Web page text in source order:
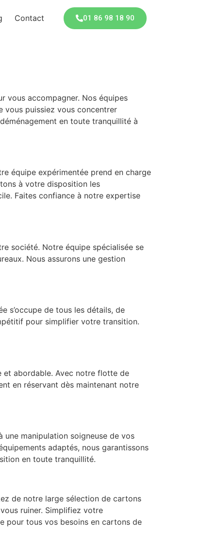
Contact 01 86 98 18 90
vous accompagner. Nos équipes
vous puissiez vous concentrer
en toute tranquillité à
équipe expérimentée prend en charge
à votre disposition les
Faites confiance à notre expertise
société. Notre équipe spécialisée se
Nous assurons une gestion
s’occupe de tous les détails, de
pour simplifier votre transition.
et abordable. Avec notre flotte de
en réservant dès maintenant notre
manipulation soigneuse de vos
adaptés, nous garantissons
en toute tranquillité.
de notre large sélection de cartons
ruiner. Simplifiez votre
pour tous vos besoins en cartons de